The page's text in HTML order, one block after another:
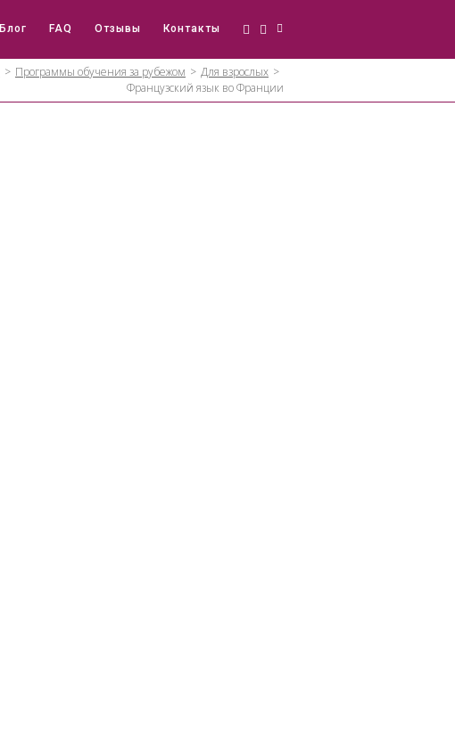
Блог FAQ Отзывы Контакты
> Программы обучения за рубежом > Для взрослых >
Французский язык во Франции